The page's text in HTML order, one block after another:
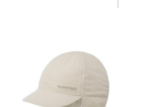
40% Off